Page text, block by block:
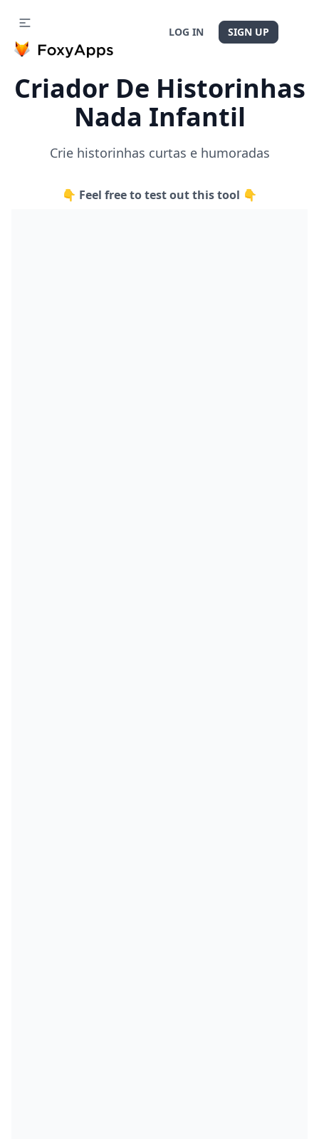
LOG IN SIGN UP
Criador De Historinhas
Nada Infantil
Crie historinhas curtas e humoradas
👇 Feel free to test out this tool 👇